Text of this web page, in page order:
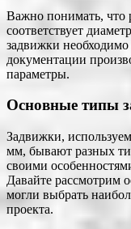
Важно понимать, что
соответствует
задвижки необходимо
документации
параметры.
Основные типы
Задвижки,
мм, бывают разных
своими
Давайте рассмотрим
могли выбрать
проекта.